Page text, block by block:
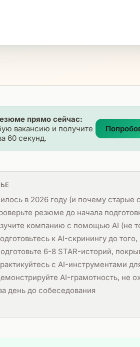
прямо сейчас:
вакансию и получите
60 секунд.
в 2026 году (и почему старые
резюме до начала
компанию с помощью AI (не
к AI-скринингу до того,
6-8 STAR-историй,
с AI-инструментами
AI-грамотность, не
день до собеседования